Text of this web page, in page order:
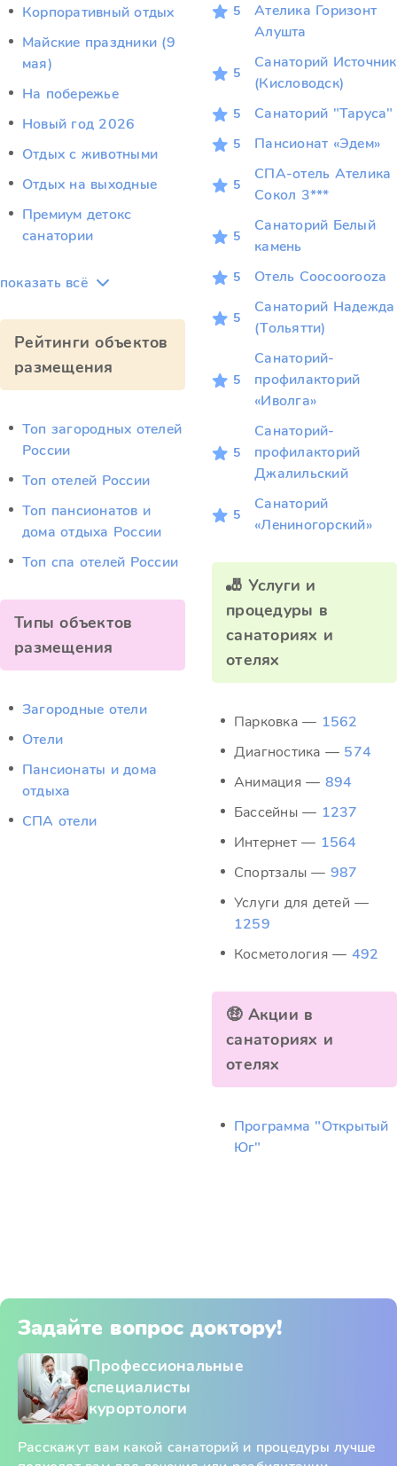
Корпоративный отдых
Майские праздники (9
мая)
На побережье
Новый год 2026
Отдых c животными
Отдых на выходные
Премиум детокс
санатории
показать всё
Рейтинги объектов
размещения
Топ загородных отелей
России
Топ отелей России
Топ пансионатов и
дома отдыха России
Топ спа отелей России
Типы объектов
размещения
Загородные отели
Отели
Пансионаты и дома
отдыха
СПА отели
5
Ателика Горизонт
Алушта
5
Санаторий Источник
(Кисловодск)
5 Санаторий "Таруса"
5 Пансионат «Эдем»
5
СПА-отель Ателика
Сокол 3***
5
Санаторий Белый
камень
5 Отель Coocoorooza
5
Санаторий Надежда
(Тольятти)
5
Санаторий-
профилакторий
«Иволга»
5
Санаторий-
профилакторий
Джалильский
5
Санаторий
«Лениногорский»
🎳 Услуги и
процедуры в
санаториях и
отелях
Парковка — 1562
Диагностика — 574
Анимация — 894
Бассейны — 1237
Интернет — 1564
Спортзалы — 987
Услуги для детей —
1259
Косметология — 492
🤑 Акции в
санаториях и
отелях
Программа "Открытый
Юг"
Задайте вопрос доктору!
Профессиональные
специалисты
курортологи
Расскажут вам какой санаторий и процедуры лучше